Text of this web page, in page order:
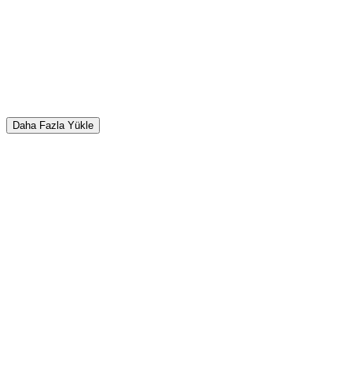
Daha Fazla Yükle